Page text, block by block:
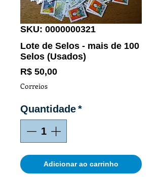
SKU: 0000000321
Lote de Selos - mais de 100
Selos (Usados)
R$ 50,00Preço
Correios
Quantidade*
Adicionar ao carrinho